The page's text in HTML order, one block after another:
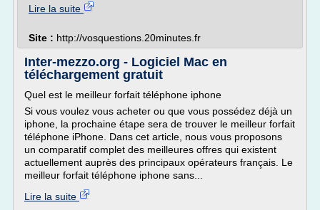
Lire la suite
Site : http://vosquestions.20minutes.fr
Inter-mezzo.org - Logiciel Mac en
téléchargement gratuit
Quel est le meilleur forfait téléphone iphone
Si vous voulez vous acheter ou que vous possédez déjà un
iphone, la prochaine étape sera de trouver le meilleur forfait
téléphone iPhone. Dans cet article, nous vous proposons
un comparatif complet des meilleures offres qui existent
actuellement auprès des principaux opérateurs français. Le
meilleur forfait téléphone iphone sans...
Lire la suite